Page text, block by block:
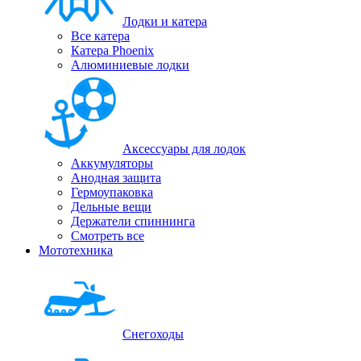
Лодки и катера
Все катера
Катера Phoenix
Алюминиевые лодки
Аксессуары для лодок
Аккумуляторы
Анодная защита
Гермоупаковка
Дельные вещи
Держатели спиннинга
Смотреть все
Мототехника
Снегоходы